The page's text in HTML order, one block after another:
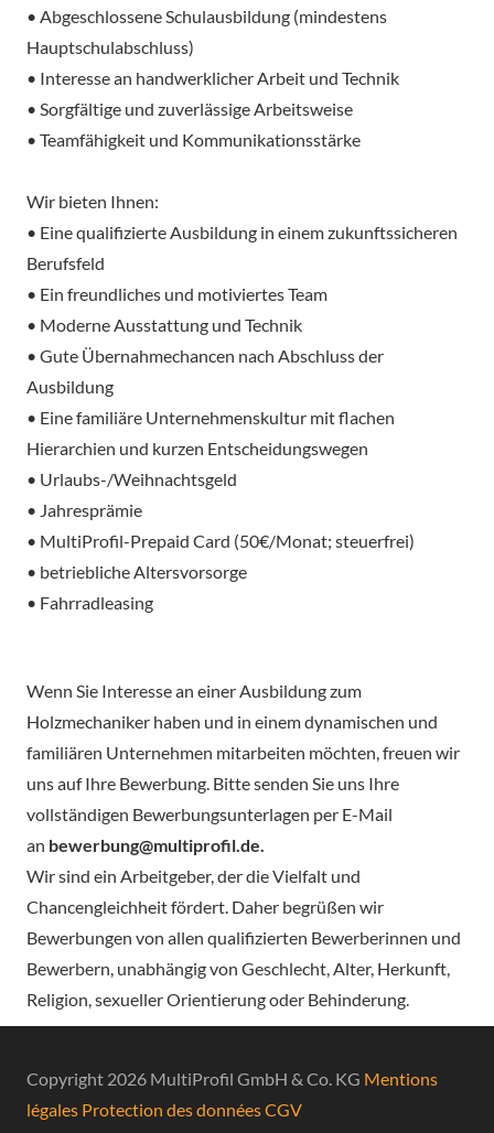
• Abgeschlossene Schulausbildung (mindestens
Hauptschulabschluss)
• Interesse an handwerklicher Arbeit und Technik
• Sorgfältige und zuverlässige Arbeitsweise
• Teamfähigkeit und Kommunikationsstärke
Wir bieten Ihnen:
• Eine qualifizierte Ausbildung in einem zukunftssicheren
Berufsfeld
• Ein freundliches und motiviertes Team
• Moderne Ausstattung und Technik
• Gute Übernahmechancen nach Abschluss der
Ausbildung
• Eine familiäre Unternehmenskultur mit flachen
Hierarchien und kurzen Entscheidungswegen
• Urlaubs-/Weihnachtsgeld
• Jahresprämie
• MultiProfil-Prepaid Card (50€/Monat; steuerfrei)
• betriebliche Altersvorsorge
• Fahrradleasing
Wenn Sie Interesse an einer Ausbildung zum
Holzmechaniker haben und in einem dynamischen und
familiären Unternehmen mitarbeiten möchten, freuen wir
uns auf Ihre Bewerbung. Bitte senden Sie uns Ihre
vollständigen Bewerbungsunterlagen per E-Mail
an bewerbung@multiprofil.de
Wir sind ein Arbeitgeber, der die Vielfalt und
Chancengleichheit fördert. Daher begrüßen wir
Bewerbungen von allen qualifizierten Bewerberinnen und
Bewerbern, unabhängig von Geschlecht, Alter, Herkunft,
Religion, sexueller Orientierung oder Behinderung.
Copyright 2026 MultiProfil GmbH & Co. KG Mentions
légales Protection des donnéesCGV